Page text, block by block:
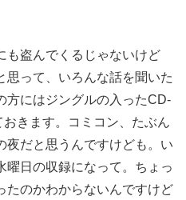
も盗んでくるじゃないけど
思って、いろんな話を聞いた
方にはジングルの入ったCD-
きます。コミコン、たぶん
夜だと思うんですけども。い
曜日の収録になって。ちょっ
たのかわからないんですけど